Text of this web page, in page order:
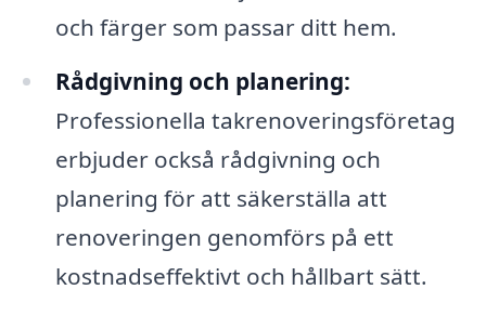
och färger som passar ditt hem.
Rådgivning och planering:
Professionella takrenoveringsföretag
erbjuder också rådgivning och
planering för att säkerställa att
renoveringen genomförs på ett
kostnadseffektivt och hållbart sätt.